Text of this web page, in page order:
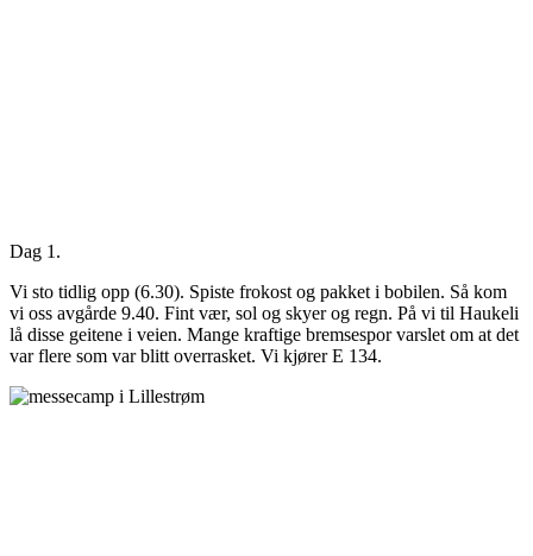
Dag 1.
Vi sto tidlig opp (6.30). Spiste frokost og pakket i bobilen. Så kom
vi oss avgårde 9.40. Fint vær, sol og skyer og regn. På vi til Haukeli
lå disse geitene i veien. Mange kraftige bremsespor varslet om at det
var flere som var blitt overrasket. Vi kjører E 134.